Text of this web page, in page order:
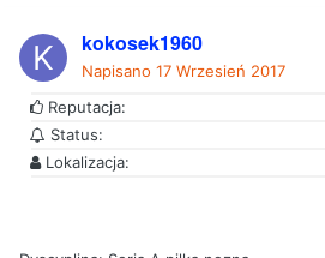
kokosek1960
Napisano 17 Wrzesień 2017
Reputacja:
Status:
Lokalizacja: